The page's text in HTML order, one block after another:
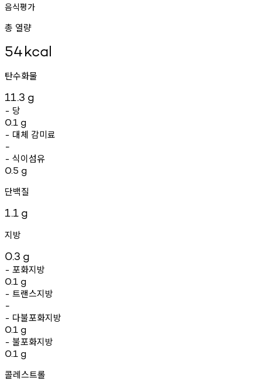
음식평가
총 열량
54kcal
탄수화물
11.3 g
- 당
0.1 g
- 대체 감미료
-
- 식이섬유
0.5 g
단백질
1.1 g
지방
0.3 g
- 포화지방
0.1 g
- 트랜스지방
-
- 다불포화지방
0.1 g
- 불포화지방
0.1 g
콜레스트롤